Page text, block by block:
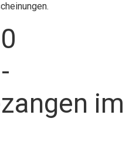
im